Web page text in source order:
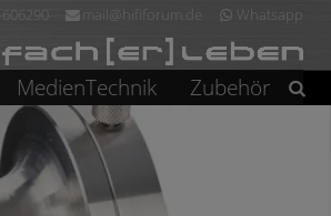
606290 mail@hififorum.de Whatsapp
MedienTechnik Zubehör
Suchen